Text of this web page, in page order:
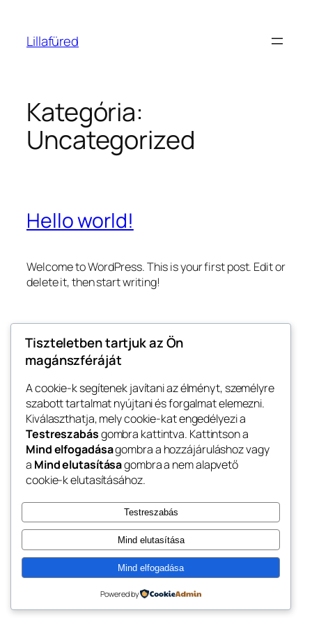
tartalomhoz
Lillafüred
Kategória:
Uncategorized
Hello world!
Welcome to WordPress. This is your first post. Edit or
delete it, then start writing!
Lillafüred
My WordPress Blog
Blog
About
FAQs
Events
Shop
Patterns
Twenty Twenty-Five Designed withWordPress
Tiszteletben tartjuk az Ön
magánszféráját
A cookie-k segítenek javítani az élményt, személyre
szabott tartalmat nyújtani és forgalmat elemezni.
Kiválaszthatja, mely cookie-kat engedélyezi a
Testreszabásgombra kattintva. Kattintson a
Mind elfogadásagombra a hozzájáruláshoz vagy
a Mind elutasításagombra a nem alapvető
cookie-k elutasításához.
Testreszabás
Mind elutasítása
Mind elfogadása
Powered by